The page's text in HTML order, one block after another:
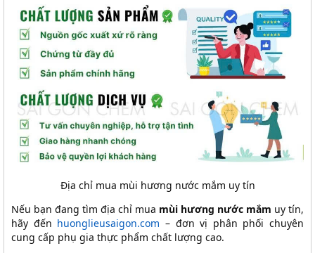
Địa chỉ mua mùi hương nước mắm uy tín
Nếu bạn đang tìm địa chỉ mua mùi hương nước mắm uy tín,
hãy đến huonglieusaigon.com – đơn vị phân phối chuyên
cung cấp phụ gia thực phẩm chất lượng cao.